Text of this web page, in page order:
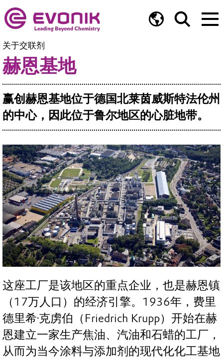
关于交联剂
赫恩基地
赢创赫恩基地位于德国北莱茵威斯特法伦州
的中心，因此位于鲁尔地区的心脏地带。
这座工厂是该地区的重点企业，也是赫恩镇
（17万人口）的经济引擎。1936年，费里
德里希·克虏伯（Friedrich Krupp）开始在赫
恩建立一家生产焦油、汽油和石蜡的工厂，
从而为当今涂料与添加剂的现代化化工基地